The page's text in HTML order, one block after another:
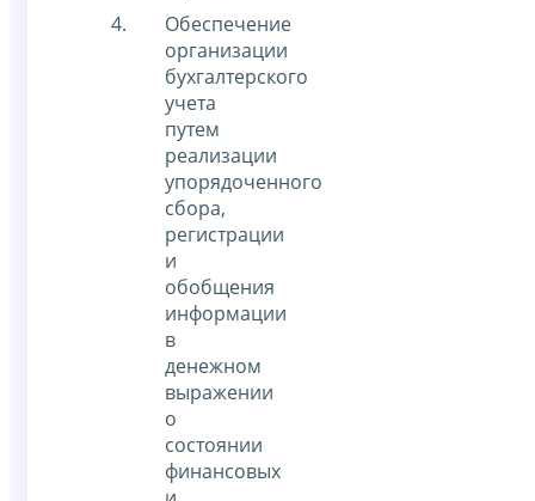
Обеспечение
организации
бухгалтерского
учета
путем
реализации
упорядоченного
сбора,
регистрации
и
обобщения
информации
в
денежном
выражении
о
состоянии
финансовых